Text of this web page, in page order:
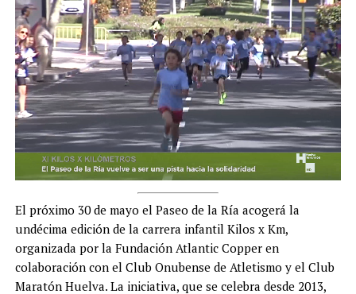
El próximo 30 de mayo el Paseo de la Ría acogerá la
undécima edición de la carrera infantil Kilos x Km,
organizada por la Fundación Atlantic Copper en
colaboración con el Club Onubense de Atletismo y el Club
Maratón Huelva. La iniciativa, que se celebra desde 2013,